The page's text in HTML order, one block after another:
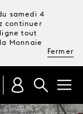
samedi 4
continuer
tout
Monnaie
Fermer